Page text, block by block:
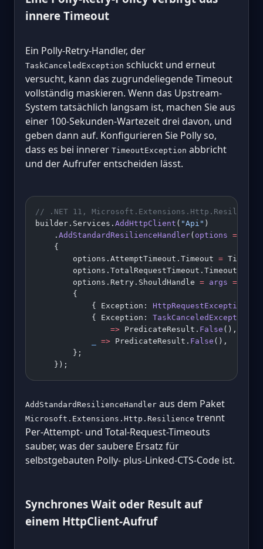
innere Timeout
Ein Polly-Retry-Handler, der
TaskCanceledException schluckt und erneut
versucht, kann das zugrundeliegende Timeout
vollständig maskieren. Wenn das Upstream-
System tatsächlich langsam ist, machen Sie aus
einer 100-Sekunden-Wartezeit drei davon, und
geben dann auf. Konfigurieren Sie Polly so,
dass es bei innerer TimeoutException abbricht
und der Aufrufer entscheiden lässt.
// .NET 11,
builder.Services. AddHttpClient ( "Api" )
    .
AddStandardResilienceHandler( options =>
    {
        options.AttemptTimeout.Timeout
=
        options.TotalRequestTimeout.Timeout
        options.Retry.ShouldHandle
= args =>
        {
            { Exception:
HttpRequestException
            { Exception:
TaskCanceledException
                =>
PredicateResult. False (),
=> PredicateResult. False (),
        };
    });
AddStandardResilienceHandler aus dem Paket
Microsoft.Extensions.Http.Resilience trennt
Per-Attempt- und Total-Request-Timeouts
sauber, was der saubere Ersatz für
selbstgebauten Polly- plus-Linked-CTS-Code ist.
Synchrones Wait oder Result auf
einem HttpClient-Aufruf